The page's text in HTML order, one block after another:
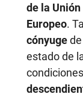
de la
Europeo.
cónyuge
estado de